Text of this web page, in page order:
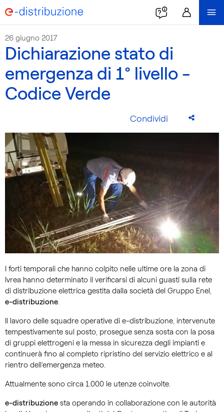
26 giugno 2017
Dichiarazione stato di
emergenza di 1° livello -
Codice Verde
Condividi
I forti temporali che hanno colpito nelle ultime ore la zona di
Ivrea hanno determinato il verificarsi di alcuni guasti sulla rete
di distribuzione elettrica gestita dalla società del Gruppo Enel,
e-distribuzione.
Il lavoro delle squadre operative di e-distribuzione, intervenute
tempestivamente sul posto, prosegue senza sosta con la posa
di gruppi elettrogeni e la messa in sicurezza degli impianti e
continuerà fino al completo ripristino del servizio elettrico e al
rientro dell’emergenza meteo.
Attualmente sono circa 1.000 le utenze coinvolte.
e-distribuzione sta operando in collaborazione con le autorità